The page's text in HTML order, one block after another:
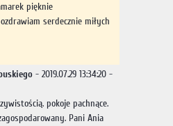
pięknie
serdecznie miłych
- 2019.07.29 13:34:20 -
pokoje pachnące.
Pani Ania